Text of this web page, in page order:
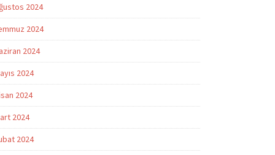
2024
2024
2024
2024
2024
2024
2024